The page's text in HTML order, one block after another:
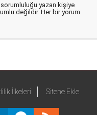
sorumluluğu yazan kişiye
değildir. Her bir yorum
İlkeleri Sitene Ekle